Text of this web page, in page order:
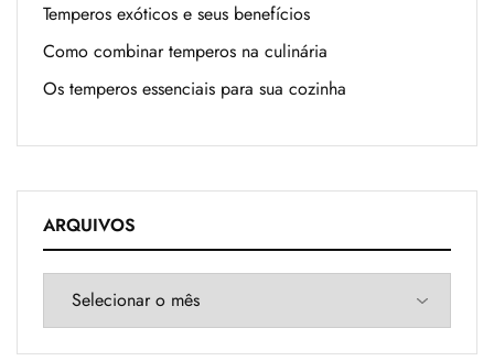
Temperos exóticos e seus benefícios
Como combinar temperos na culinária
Os temperos essenciais para sua cozinha
ARQUIVOS